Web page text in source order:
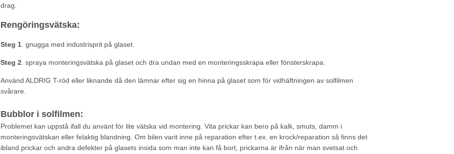
drag.
Rengöringsvätska:
Steg 1 . gnugga med industrisprit på glaset.
Steg 2 . spraya monteringsvätska på glaset och dra undan med en monteringsskrapa eller fönsterskrapa.
Använd ALDRIG T-röd eller liknande då den lämnar efter sig en hinna på glaset som för vidhäftningen av solfilmen
svårare.
Bubblor i solfilmen:
Problemet kan uppstå ifall du använt för lite vätska vid montering. Vita prickar kan bero på kalk, smuts, damm i
monteringsvätskan eller felaktig blandning. Om bilen varit inne på reparation efter t.ex. en krock/reparation så finns det
ibland prickar och andra defekter på glasets insida som man inte kan få bort, prickarna är ifrån när man svetsat och